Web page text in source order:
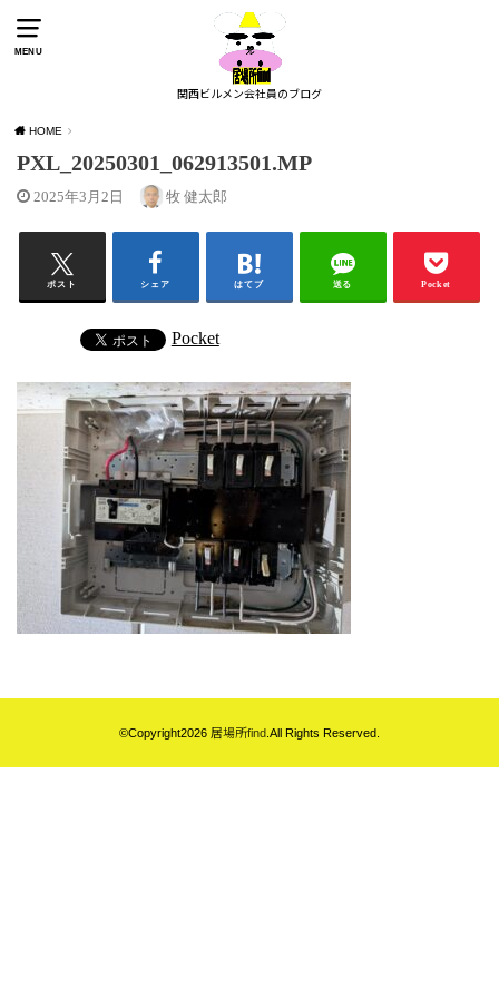
MENU
関西ビルメン会社員のブログ
HOME
PXL_20250301_062913501.MP
2025年3月2日 牧 健太郎
ポスト シェア はてブ 送る Pocket
Pocket
©Copyright2026 居場所find.All Rights Reserved.